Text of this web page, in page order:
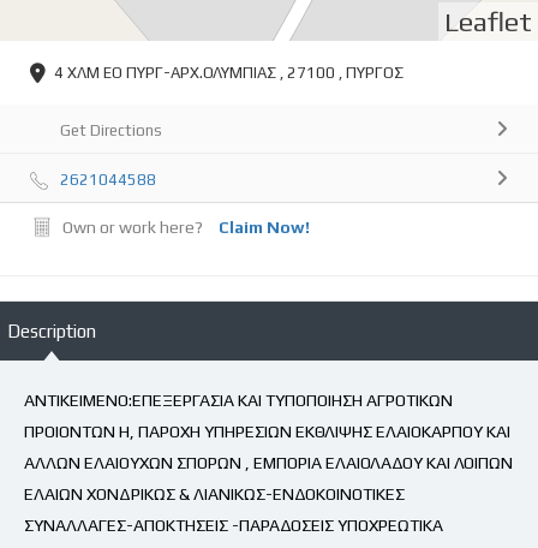
Leaflet
4 ΧΛΜ ΕΟ ΠΥΡΓ-ΑΡΧ.ΟΛΥΜΠΙΑΣ , 27100 , ΠΥΡΓΟΣ
Get Directions
2621044588
Own or work here? Claim Now!
Description
ΑΝΤΙΚΕΙΜΕΝΟ:ΕΠΕΞΕΡΓΑΣΙΑ ΚΑΙ ΤΥΠΟΠΟΙΗΣΗ ΑΓΡΟΤΙΚΩΝ
ΠΡΟΙΟΝΤΩΝ Η, ΠΑΡΟΧΗ ΥΠΗΡΕΣΙΩΝ ΕΚΘΛΙΨΗΣ ΕΛΑΙΟΚΑΡΠΟΥ ΚΑΙ
ΑΛΛΩΝ ΕΛΑΙΟΥΧΩΝ ΣΠΟΡΩΝ , ΕΜΠΟΡΙΑ ΕΛΑΙΟΛΑΔΟΥ ΚΑΙ ΛΟΙΠΩΝ
ΕΛΑΙΩΝ ΧΟΝΔΡΙΚΩΣ & ΛΙΑΝΙΚΩΣ-ΕΝΔΟΚΟΙΝΟΤΙΚΕΣ
ΣΥΝΑΛΛΑΓΕΣ-ΑΠΟΚΤΗΣΕΙΣ -ΠΑΡΑΔΟΣΕΙΣ ΥΠΟΧΡΕΩΤΙΚΑ